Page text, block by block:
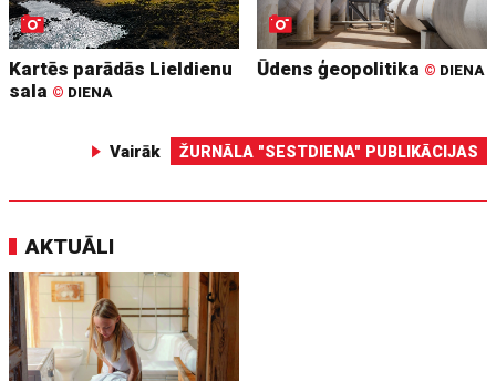
Kartēs parādās Lieldienu
sala © DIENA
Ūdens ģeopolitika © DIENA
Vairāk ŽURNĀLA "SESTDIENA" PUBLIKĀCIJAS
AKTUĀLI